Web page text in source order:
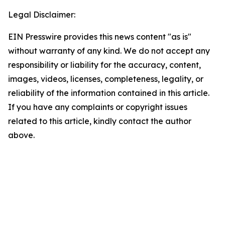
Legal Disclaimer:
EIN Presswire provides this news content "as is"
without warranty of any kind. We do not accept any
responsibility or liability for the accuracy, content,
images, videos, licenses, completeness, legality, or
reliability of the information contained in this article.
If you have any complaints or copyright issues
related to this article, kindly contact the author
above.